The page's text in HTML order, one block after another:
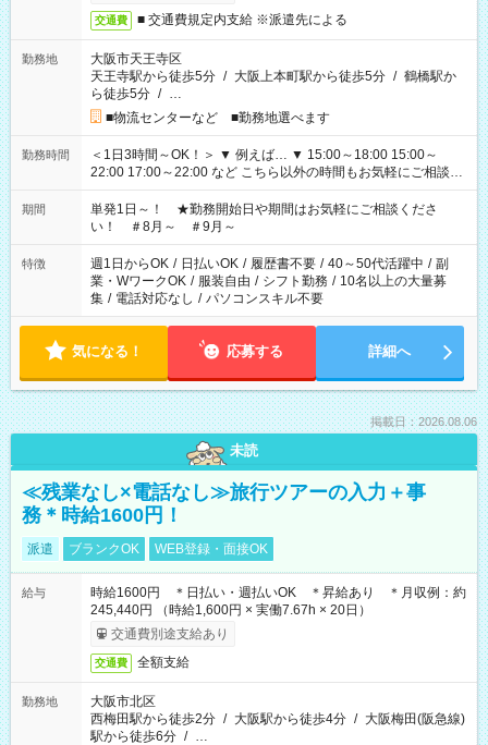
交通費 ■ 交通費規定内支給 ※派遣先による
勤務地
大阪市天王寺区
天王寺駅から徒歩5分 / 大阪上本町駅から徒歩5分 / 鶴橋駅か
ら徒歩5分 / …
■物流センターなど ■勤務地選べます
勤務時間
＜1日3時間～OK！＞ ▼ 例えば… ▼ 15:00～18:00 15:00～
22:00 17:00～22:00 など こちら以外の時間もお気軽にご相談く
ださい！
期間
単発1日～！ ★勤務開始日や期間はお気軽にご相談くださ
い！ ＃8月～ ＃9月～
特徴 週1日からOK / 日払いOK / 履歴書不要 / 40～50代活躍中 / 副
業・WワークOK / 服装自由 / シフト勤務 / 10名以上の大量募
集 / 電話対応なし / パソコンスキル不要
気になる！ 応募する 詳細へ
掲載日：2026.08.06
未読
≪残業なし×電話なし≫旅行ツアーの入力＋事
務＊時給1600円！
派遣 ブランクOK WEB登録・面接OK
給与
時給1600円 ＊日払い・週払いOK ＊昇給あり ＊月収例：約
245,440円 （時給1,600円 × 実働7.67h × 20日）
交通費別途支給あり
交通費 全額支給
勤務地
大阪市北区
西梅田駅から徒歩2分 / 大阪駅から徒歩4分 / 大阪梅田(阪急線)
駅から徒歩6分 / …